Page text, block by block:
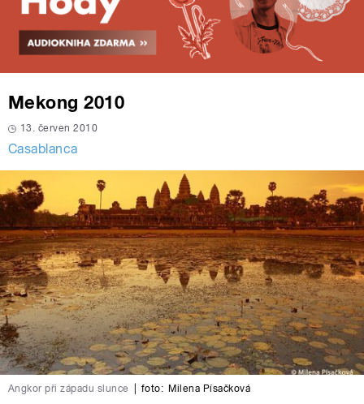
Mekong 2010
13. červen 2010
Casablanca
Angkor při západu slunce foto: Milena Písačková